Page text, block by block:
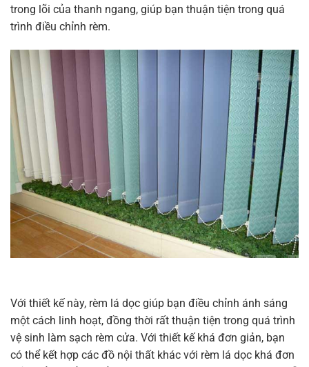
trong lõi của thanh ngang, giúp bạn thuận tiện trong quá
trình điều chỉnh rèm.
Với thiết kế này, rèm lá dọc giúp bạn điều chỉnh ánh sáng
một cách linh hoạt, đồng thời rất thuận tiện trong quá trình
vệ sinh làm sạch rèm cửa. Với thiết kế khá đơn giản, bạn
có thể kết hợp các đồ nội thất khác với rèm lá dọc khá đơn